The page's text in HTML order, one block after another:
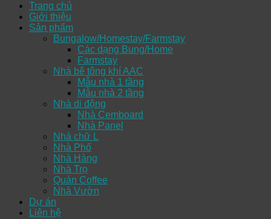
Trang chủ
Giới thiệu
Sản phẩm
Bungalow/Homestay/Farmstay
Các dạng Bung/Home
Farmstay
Nhà bê tông khí AAC
Mẫu nhà 1 tầng
Mẫu nhà 2 tầng
Nhà di động
Nhà Cemboard
Nhà Panel
Nhà chữ L
Nhà Phố
Nhà Hàng
Nhà Trọ
Quán Coffee
Nhà Vườn
Dự án
Liên hệ